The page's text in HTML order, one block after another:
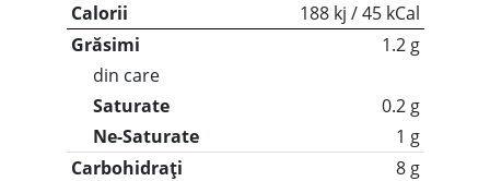
Calorii
188 kj / 45 kCal
Grăsimi
1.2 g
din care
Saturate
0.2 g
Ne-Saturate
1 g
Carbohidrați
8 g